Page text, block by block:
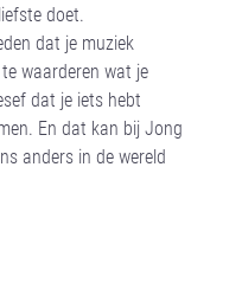
doet.
dat je muziek
waarderen wat je
dat je iets hebt
En dat kan bij Jong
anders in de wereld